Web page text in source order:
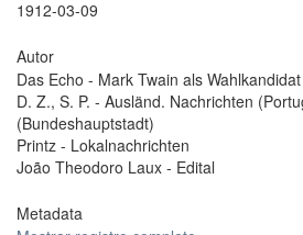
1912-03-09
Autor
Das Echo - Mark Twain als Wahlkandidat
D. Z., S. P. - Ausländ. Nachrichten
(Bundeshauptstadt)
Printz - Lokalnachrichten
João Theodoro Laux - Edital
Metadata